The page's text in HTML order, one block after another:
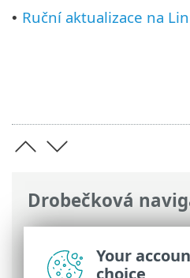
Drobečková
ESET Online nápověda
On-Prem
>Aktualizace
Apache Tomcat
• Ruční aktualizace na
Your
choice